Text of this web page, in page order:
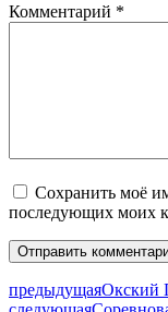
Комментарий *
Сохранить моё
последующих моих
предыдущаяОкский